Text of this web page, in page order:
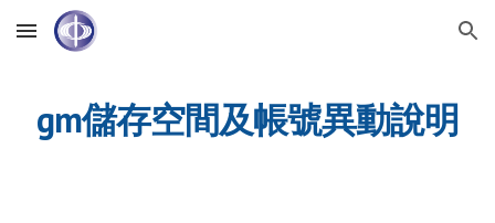
Skip to main content Skip to navigation
gm儲存空間及帳號異動說明